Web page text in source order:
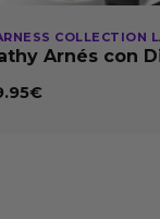
COLLECTION
Arnés con
€